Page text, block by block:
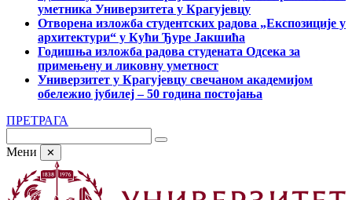
уметника Универзитета у Крагујевцу
Отворена изложба студентских радова „Експозиције у
архитектури“ у Кући Ђуре Јакшића
Годишња изложба радова студената Одсека за
примењену и ликовну уметност
Универзитет у Крагујевцу свечаном академијом
обележио јубилеј – 50 година постојања
ПРЕТРАГА
Мени ✕